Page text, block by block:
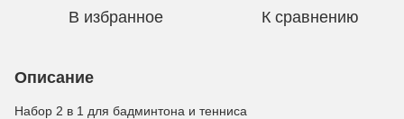
В избранное К сравнению
Описание
Набор 2 в 1 для бадминтона и тенниса